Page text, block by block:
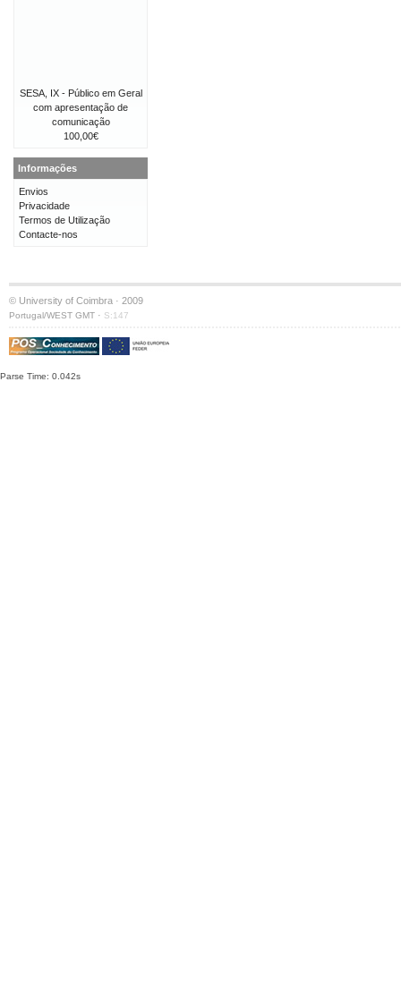
SESA, IX - Público em Geral
com apresentação de
comunicação
100,00€
Informações
Envios
Privacidade
Termos de Utilização
Contacte-nos
© University of Coimbra · 2009
Portugal/WEST GMT · S:147
Parse Time: 0.042s